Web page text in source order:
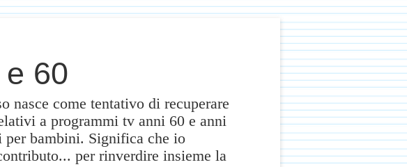
60
come tentativo di recuperare
a programmi tv anni 60 e anni
bambini. Significa che io
per rinverdire insieme la